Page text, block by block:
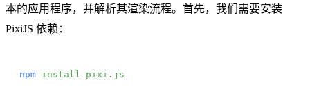
本的应用程序，并解析其渲染流程。首先，我们需要安装
PixiJS 依赖：
npm install pixi.js